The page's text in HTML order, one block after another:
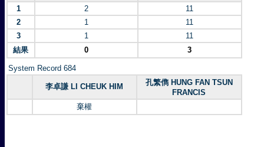
1
2
11
2
1
11
3
1
11
結果
0 3
System Record 684
李卓謙 LI CHEUK HIM
孔繁儁 HUNG FAN TSUN
FRANCIS
棄權